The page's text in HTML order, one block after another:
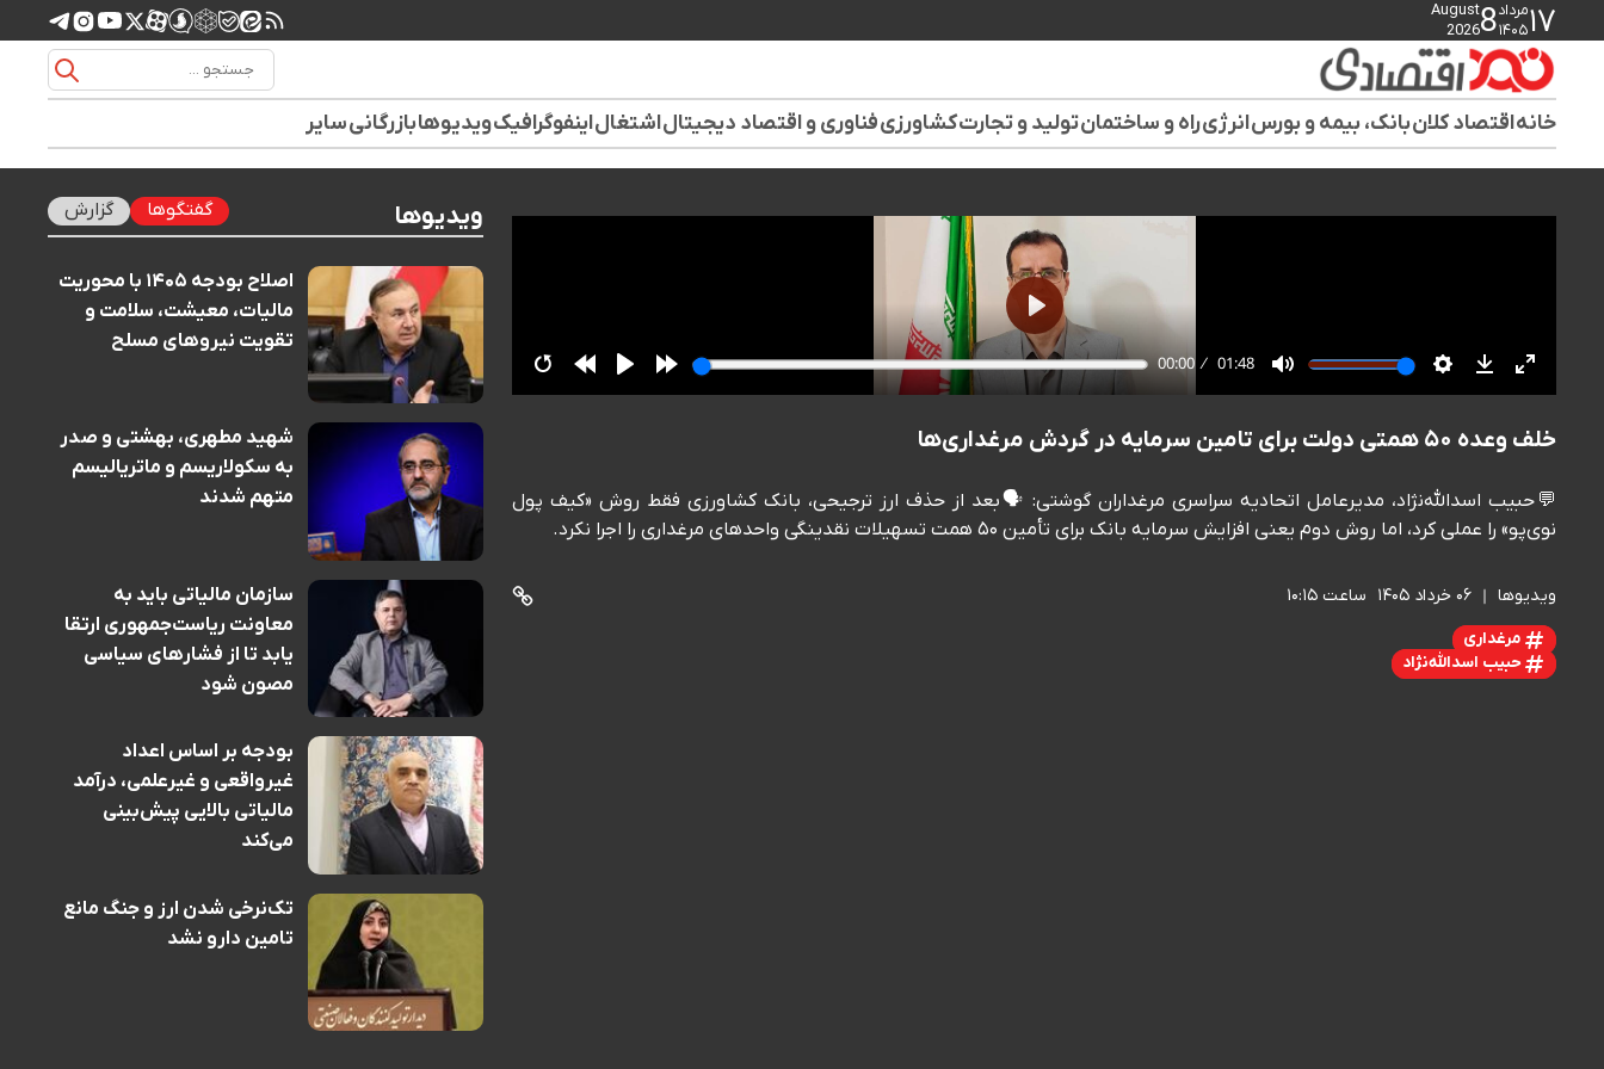
۱۷مرداد
۱۴۰۵8
August
2026
خانهاقتصاد کلانبانک، بیمه و بورسانرژیراه و ساختمانتولید و تجارتکشاورزیفناوری و اقتصاد دیجیتالاشتغالاینفوگرافیکویدیوهابازرگانیسایر
خلف وعده ۵۰ همتی دولت برای تامین سرمایه در گردش مرغداری‌ها
💬حبیب اسدالله‌نژاد، مدیرعامل اتحادیه سراسری مرغداران گوشتی: 🗣️بعد از حذف ارز ترجیحی، بانک کشاورزی فقط روش «کیف پول
نوی‌پو» را عملی کرد، اما روش دوم یعنی افزایش سرمایه بانک برای تأمین ۵۰ همت تسهیلات نقدینگی واحدهای مرغداری را اجرا نکرد.
ویدیوها ۰۶ خرداد ۱۴۰۵ ساعت ۱۰:۱۵
مرغداری
حبیب اسدالله‌نژاد
ویدیوها گفتگوها گزارش
اصلاح بودجه ۱۴۰۵ با محوریت
مالیات، معیشت، سلامت و
تقویت نیروهای مسلح
شهید مطهری، بهشتی و صدر
به سکولاریسم و ماتریالیسم
متهم شدند
سازمان مالیاتی باید به
معاونت ریاست‌جمهوری ارتقا
یابد تا از فشارهای سیاسی
مصون شود
بودجه بر اساس اعداد
غیرواقعی و غیرعلمی، درآمد
مالیاتی بالایی پیش‌بینی
می‌کند
تک‌نرخی شدن ارز و جنگ مانع
تامین دارو نشد